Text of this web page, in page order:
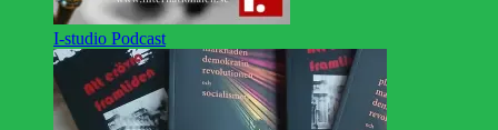
I-studio Podcast